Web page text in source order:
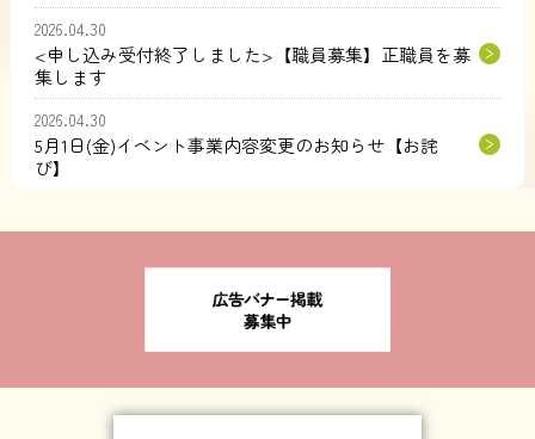
2026.04.30
<申し込み受付終了しました>【職員募集】正職員を募
集します
2026.04.30
5月1日(金)イベント事業内容変更のお知らせ【お詫
び】